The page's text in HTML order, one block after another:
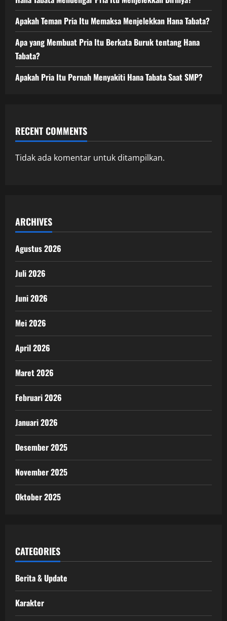
Apakah Teman Pria Itu Memaksa Menjelekkan Hana Tabata?
Apa yang Membuat Pria Itu Berkata Buruk tentang Hana
Tabata?
Apakah Pria Itu Pernah Menyakiti Hana Tabata Saat SMP?
RECENT COMMENTS
Tidak ada komentar untuk ditampilkan.
ARCHIVES
Agustus 2026
Juli 2026
Juni 2026
Mei 2026
April 2026
Maret 2026
Februari 2026
Januari 2026
Desember 2025
November 2025
Oktober 2025
CATEGORIES
Berita & Update
Karakter